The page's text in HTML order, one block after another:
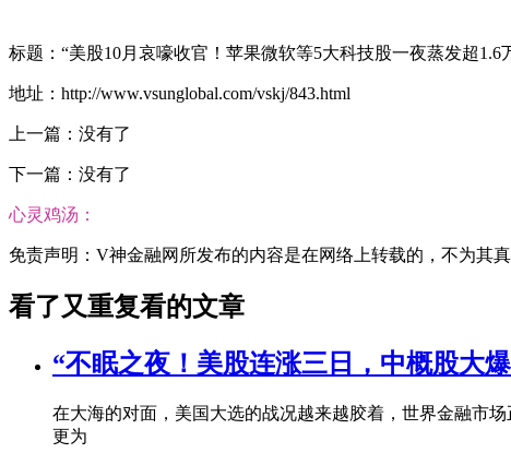
标题：“美股10月哀嚎收官！苹果微软等5大科技股一夜蒸发超
地址：http://www.vsunglobal.com/vskj/843.html
上一篇：没有了
下一篇：没有了
心灵鸡汤：
免责声明：V神金融网所发布的内容是在网络上转载的，不为其
看了又重复看的文章
“不眠之夜！美股连涨三日，中概股大
在大海的对面，美国大选的战况越来越胶着，世界金融市
更为